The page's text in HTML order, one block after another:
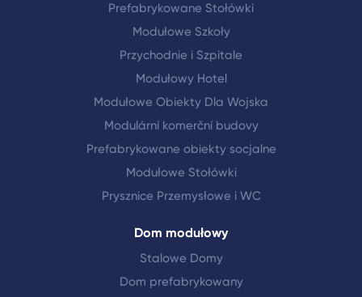
Prefabrykowane Stołówki
Modułowe Szkoły
Przychodnie i Szpitale
Modułowy Hotel
Modułowe Obiekty Dla Wojska
Modulární komerční budovy
Prefabrykowane obiekty socjalne
Modułowe Stołówki
Prysznice Przemysłowe i WC
Dom modułowy
Stalowe Domy
Dom prefabrykowany